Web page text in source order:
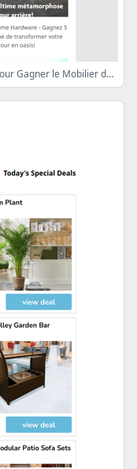
Nouveaux Concours 🎁 + Dernière Chance pour Gagner le Mobilier de Jardin Club Piscine 😎